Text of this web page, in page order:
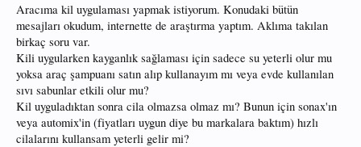
Aracıma kil uygulaması yapmak istiyorum. Konudaki bütün
mesajları okudum, internette de araştırma yaptım. Aklıma takılan
birkaç soru var.
Kili uygularken kayganlık sağlaması için sadece su yeterli olur mu
yoksa araç şampuanı satın alıp kullanayım mı veya evde kullanılan
sıvı sabunlar etkili olur mu?
Kil uyguladıktan sonra cila olmazsa olmaz mı? Bunun için sonax'ın
veya automix'in (fiyatları uygun diye bu markalara baktım) hızlı
cilalarını kullansam yeterli gelir mi?